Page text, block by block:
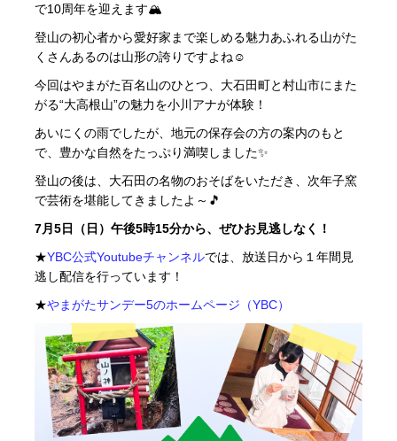
で10周年を迎えます🏔
登山の初心者から愛好家まで楽しめる魅力あふれる山がた
くさんあるのは山形の誇りですよね☺
今回はやまがた百名山のひとつ、大石田町と村山市にまた
がる“大高根山”の魅力を小川アナが体験！
あいにくの雨でしたが、地元の保存会の方の案内のもと
で、豊かな自然をたっぷり満喫しました✨
登山の後は、大石田の名物のおそばをいただき、次年子窯
で芸術を堪能してきましたよ～🎵
7月5日（日）午後5時15分から、ぜひお見逃しなく！
★YBC公式Youtubeチャンネルでは、放送日から１年間見
逃し配信を行っています！
★やまがたサンデー5のホームページ（YBC）